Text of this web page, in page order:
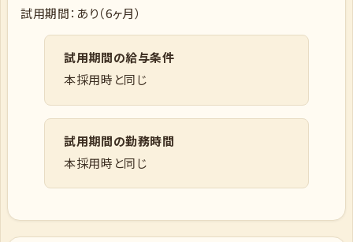
試用期間：あり（6ヶ月）
試用期間の給与条件
本採用時と同じ
試用期間の勤務時間
本採用時と同じ